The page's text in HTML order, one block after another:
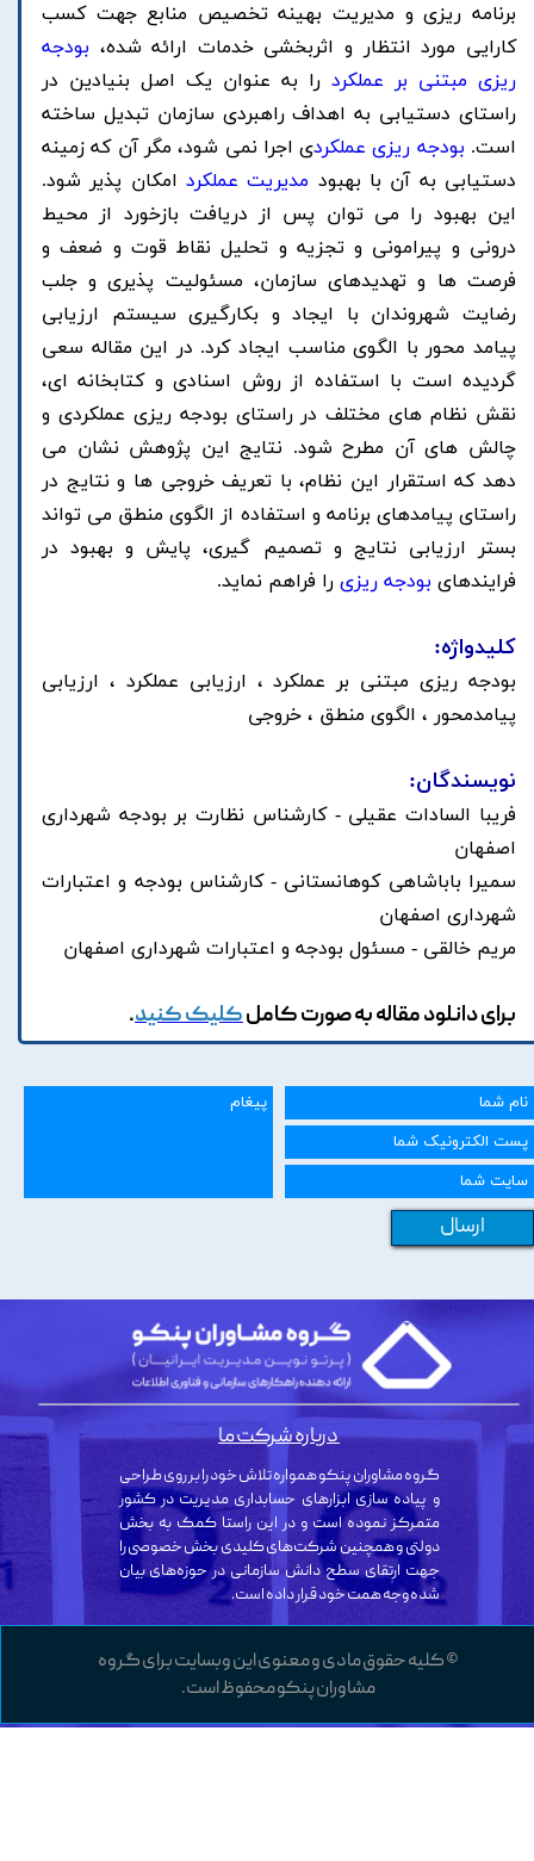
برنامه ریزی و مدیریت بهینه تخصیص منابع جهت کسب
کارایی مورد انتظار و اثربخشی خدمات ارائه شده، بودجه
ریزی مبتنی بر عملکرد را به عنوان یک اصل بنیادین در
راستای دستیابی به اهداف راهبردی سازمان تبدیل ساخته
است. بودجه ریزی عملکردی اجرا نمی شود، مگر آن که زمینه
دستیابی به آن با بهبود مدیریت عملکرد امکان پذیر شود.
این بهبود را می توان پس از دریافت بازخورد از محیط
درونی و پیرامونی و تجزیه و تحلیل نقاط قوت و ضعف و
فرصت ها و تهدیدهای سازمان، مسئولیت پذیری و جلب
رضایت شهروندان با ایجاد و بکارگیری سیستم ارزیابی
پیامد محور با الگوی مناسب ایجاد کرد. در این مقاله سعی
گردیده است با استفاده از روش اسنادی و کتابخانه ای،
نقش نظام های مختلف در راستای بودجه ریزی عملکردی و
چالش های آن مطرح شود. نتایج این پژوهش نشان می
دهد که استقرار این نظام، با تعریفخروجی ها و نتایج در
راستای پیامدهای برنامه و استفاده از الگوی منطق می تواند
بستر ارزیابی نتایج و تصمیم گیری، پایش و بهبود در
فرایندهای بودجه ریزی را فراهم نماید.
کلیدواژه:
بودجه ریزی مبتنی بر عملکرد ، ارزیابی عملکرد ، ارزیابی
پیامدمحور ، الگوی منطق ، خروجی
نویسندگان:
فریبا السادات عقیلی - کارشناس نظارت بر بودجه شهرداری
اصفهان
سمیرا باباشاهی کوهانستانی - کارشناس بودجه و اعتبارات
شهرداری اصفهان
مریم خالقی - مسئول بودجه و اعتبارات شهرداری اصفهان
برای دانلود مقاله به صورت کاملکلیک کنید.
ارسال
© کلیه حقوق مادی و معنوی این وبسایت برای گروه
مشاوران پنکو محفوظ است.
گروه مشاوران پنکو همواره تلاش خود را بر روی طراحی
و پیاده سازی ابزارهای حسابداری مدیریت در کشور
متمرکز نموده است و در این راستا کمک به بخش
دولتی و همچنین شرکت‌های کلیدی بخش خصوصی را
جهت ارتقای سطح دانش سازمانی در حوزه‌های بیان
شده وجه همت خود قرار داده است.
درباره شرکت ما